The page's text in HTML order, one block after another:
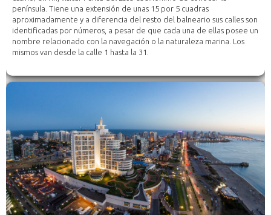
península. Tiene una extensión de unas 15 por 5 cuadras
aproximadamente y a diferencia del resto del balneario sus calles son
identificadas por números, a pesar de que cada una de ellas posee un
nombre relacionado con la navegación o la naturaleza marina. Los
mismos van desde la calle 1 hasta la 31.